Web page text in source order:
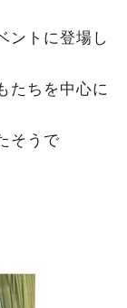
ントに登場し
たちを中心に
そうで